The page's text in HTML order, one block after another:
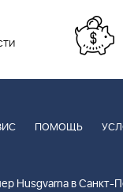
ПОМОЩЬ
Husgvarna в Санкт-